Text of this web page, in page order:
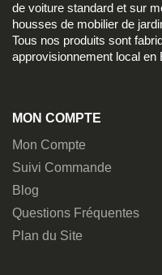
de voiture standard et sur
housses de mobilier de
Tous nos produits sont
approvisionnement local en
MON COMPTE
Mon Compte
Suivi Commande
Blog
Questions Fréquentes
Plan du Site